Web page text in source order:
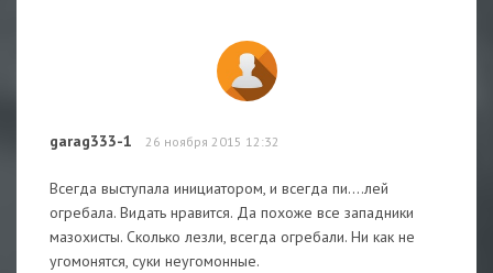
garag333-1 26 ноября 2015 12:32
Всегда выступала инициатором, и всегда пи....лей
огребала. Видать нравится. Да похоже все западники
мазохисты. Сколько лезли, всегда огребали. Ни как не
угомонятся, суки неугомонные.